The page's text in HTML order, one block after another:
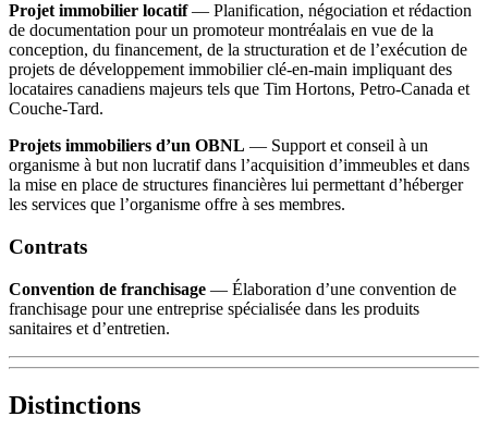
Projet immobilier locatif— Planification, négociation et rédaction
de documentation pour un promoteur montréalais en vue de la
conception, du financement, de la structuration et de l’exécution de
projets de développement immobilier clé-en-main impliquant des
locataires canadiens majeurs tels que Tim Hortons, Petro-Canada et
Couche-Tard.
Projets immobiliers d’un OBNL — Support et conseil à un
organisme à but non lucratif dans l’acquisition d’immeubles et dans
la mise en place de structures financières lui permettant d’héberger
les services que l’organisme offre à ses membres.
Contrats
Convention de franchisage — Élaboration d’une convention de
franchisage pour une entreprise spécialisée dans les produits
sanitaires et d’entretien.
Distinctions